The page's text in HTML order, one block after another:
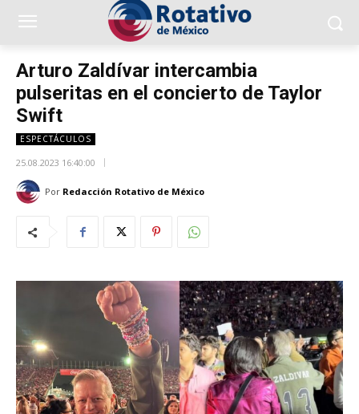
Arturo Zaldívar intercambia
pulseritas en el concierto de Taylor
Swift
ESPECTÁCULOS
25.08.2023 16:40:00
Por Redacción Rotativo de México